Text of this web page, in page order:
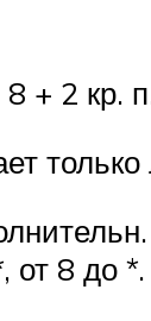
+ 2 кр.
от 8 до *.